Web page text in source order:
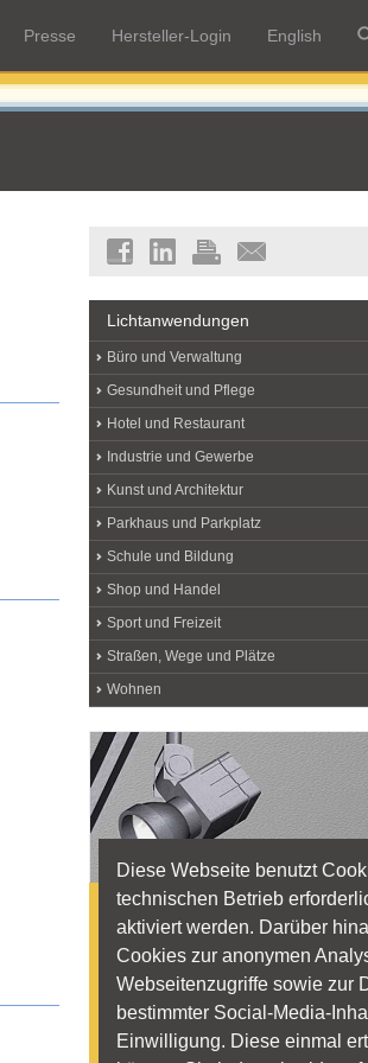
Presse Hersteller-Login English
Lichtanwendungen
Büro und Verwaltung
Gesundheit und Pflege
Hotel und Restaurant
Industrie und Gewerbe
Kunst und Architektur
Parkhaus und Parkplatz
Schule und Bildung
Shop und Handel
Sport und Freizeit
Straßen, Wege und Plätze
Wohnen
WER LIEFERT WAS?
LED? Betriebsgeräte? Hier finden
Sie Produkterklärungen und
Hersteller, die Leuchten,
Lichtquellen und Zubehör liefern.
Diese Webseite benutzt
technischen Betrieb
aktiviert werden. Darüber
Cookies zur anonymen
Webseitenzugriffe sowie zur
bestimmter Social-Media-
Einwilligung. Diese einmal